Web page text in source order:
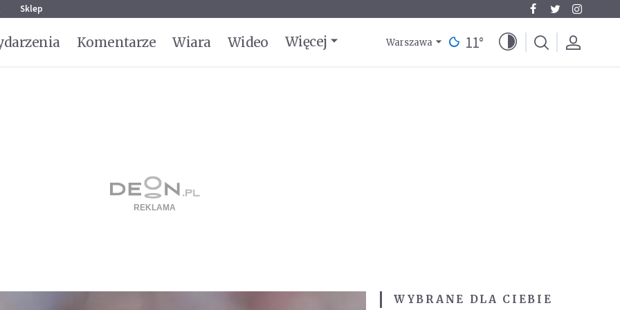
Sklep
Komentarze Wiara Wideo Więcej Warszawa 11°
WYBRANE DLA CIEBIE